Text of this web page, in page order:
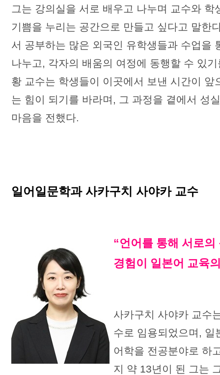
그는 강의실을 서로 배우고 나누며 교수와 학
기쁨을 누리는 공간으로 만들고 싶다고 말한
서 공부하는 많은 외국인 유학생들과 수업을
나누고, 각자의 배움의 여정에 동행할 수 있
황 교수는 학생들이 이곳에서 보낸 시간이 앞
는 힘이 되기를 바라며, 그 과정을 곁에서 성
마음을 전했다.
일어일문학과 사카구치 사야카 교수
“언어를 통해 서로
경험이 일본어 교육
사카구치 사야카 교수
수로 임용되었으며, 일
어학을 전공분야로 하
지 약 13년이 된 그는